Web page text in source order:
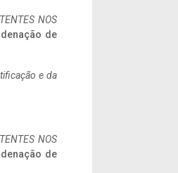
NOS
de
e da
NOS
de